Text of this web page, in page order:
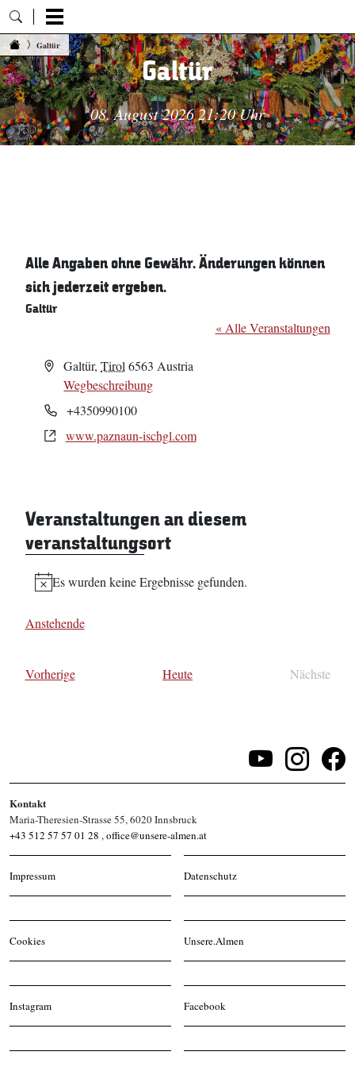
Zum Inhalt springen
Galtür
Galtür
08. August 2026 21:20 Uhr
Alle Angaben ohne Gewähr. Änderungen können
sich jederzeit ergeben.
Galtür
« Alle Veranstaltungen
Adresse
Galtür, Tirol 6563 Austria
Wegbeschreibung
Telefon+4350990100
Webseitewww.paznaun-ischgl.com
Veranstaltungen an diesem
veranstaltungsort
Hinweis
Es wurden keine Ergebnisse gefunden.
Anstehende
VorherigeVeranstaltungen Heute
Nächste
Kontakt
Maria-Theresien-Strasse 55, 6020 Innsbruck
+43 512 57 57 01 28 ,office@unsere-almen.at
Impressum Datenschutz
Cookies Unsere.Almen
Instagram Facebook